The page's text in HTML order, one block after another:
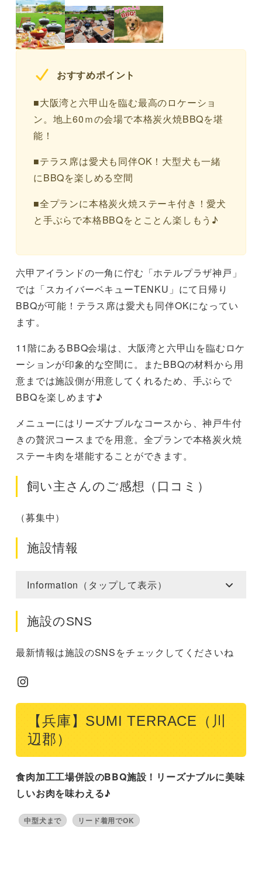
おすすめポイント
■大阪湾と六甲山を臨む最高のロケーショ
ン。地上60ｍの会場で本格炭火焼BBQを堪
能！
■テラス席は愛犬も同伴OK！大型犬も一緒
にBBQを楽しめる空間
■全プランに本格炭火焼ステーキ付き！愛犬
と手ぶらで本格BBQをとことん楽しもう♪
六甲アイランドの一角に佇む「ホテルプラザ神戸」
では「スカイバーベキューTENKU」にて日帰り
BBQが可能！テラス席は愛犬も同伴OKになってい
ます。
11階にあるBBQ会場は、大阪湾と六甲山を臨むロケ
ーションが印象的な空間に。またBBQの材料から用
意までは施設側が用意してくれるため、手ぶらで
BBQを楽しめます♪
メニューにはリーズナブルなコースから、神戸牛付
きの贅沢コースまでを用意。全プランで本格炭火焼
ステーキ肉を堪能することができます。
飼い主さんのご感想（口コミ）
（募集中）
施設情報
Information（タップして表示）
施設のSNS
最新情報は施設のSNSをチェックしてくださいね
Instagram
【兵庫】SUMI TERRACE（川
辺郡）
食肉加工工場併設のBBQ施設！リーズナブルに美味
しいお肉を味わえる♪
中型犬まで リード着用でOK